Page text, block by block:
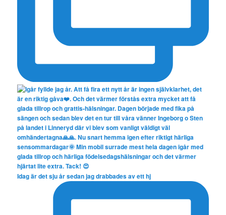
Idag är det sju år sedan jag drabbades av ett hj